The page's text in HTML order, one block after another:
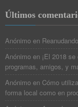
Últimos
Anónimo en
Anónimo en ¡El 2018
programas, amigos, y
Anónimo en Cómo
forma local como en